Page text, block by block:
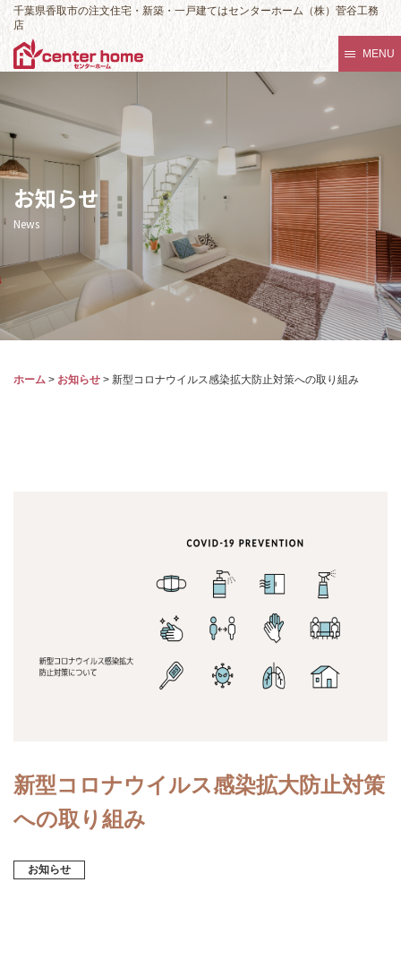
千葉県香取市の注文住宅・新築・一戸建てはセンターホーム（株）菅谷工務
店
MENU
お知らせ
News
ホーム > お知らせ > 新型コロナウイルス感染拡大防止対策への取り組み
新型コロナウイルス感染拡大防止対策
への取り組み
お知らせ